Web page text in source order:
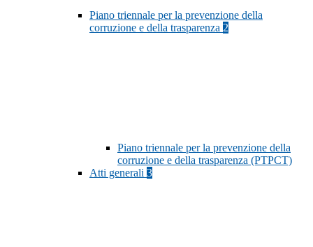
Piano triennale per la prevenzione della
corruzione e della trasparenza 2
Piano triennale per la prevenzione della
corruzione e della trasparenza (PTPCT)
Atti generali 3